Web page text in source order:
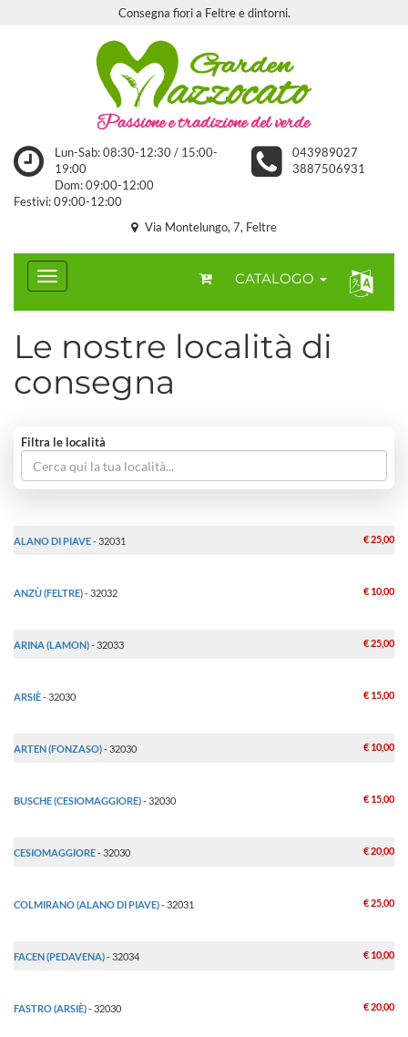
Consegna fiori a Feltre e dintorni.
Lun-Sab: 08:30-12:30 / 15:00-
19:00
Dom: 09:00-12:00
Festivi: 09:00-12:00
043989027
3887506931
Via Montelungo, 7, Feltre
CATALOGO
Le nostre località di
consegna
Filtra le località
ALANO DI PIAVE- 32031 € 25,00
ANZÙ (FELTRE)- 32032 € 10,00
ARINA (LAMON)- 32033 € 25,00
ARSIÈ- 32030 € 15,00
ARTEN (FONZASO)- 32030 € 10,00
BUSCHE (CESIOMAGGIORE)- 32030 € 15,00
CESIOMAGGIORE- 32030 € 20,00
COLMIRANO (ALANO DI PIAVE)- 32031 € 25,00
FACEN (PEDAVENA)- 32034 € 10,00
FASTRO (ARSIÈ)- 32030 € 20,00